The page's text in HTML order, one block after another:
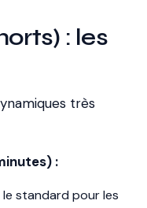
: les
très
:
standard pour les